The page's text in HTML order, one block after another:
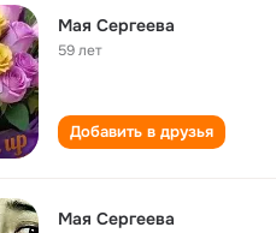
Мая Сергеева
59 лет
Добавить в друзья
Мая Сергеева